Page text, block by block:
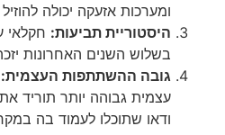
ומערכות אזעקה יכולה
היסטוריית תביעות: חקלאי
בשלוש השנים האחרונות
גובה ההשתתפות העצמית:
עצמית גבוהה יותר תוריד
ודאו שתוכלו לעמוד בה